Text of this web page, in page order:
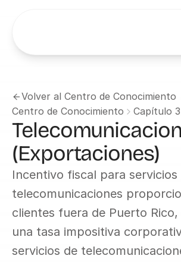
Volver al Centro de Conocimiento
Centro de Conocimiento
Capítulo
(Exportaciones)
Incentivo fiscal para servicios
telecomunicaciones
clientes fuera de Puerto
una tasa impositiva
servicios de